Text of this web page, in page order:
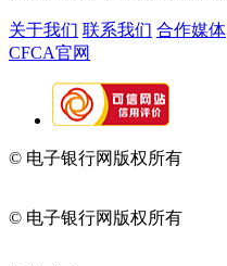
关于我们 联系我们 合作媒体
CFCA官网
© 电子银行网版权所有
© 电子银行网版权所有